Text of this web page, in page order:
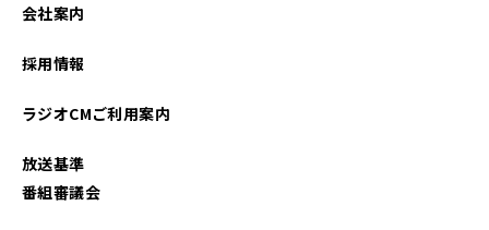
会社案内
採用情報
ラジオCMご利用案内
放送基準
番組審議会